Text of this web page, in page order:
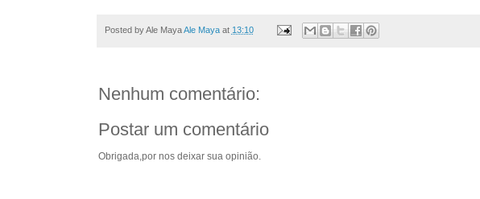
Posted by Ale MayaAle Maya at 13:10
Nenhum comentário:
Postar um comentário
Obrigada,por nos deixar sua opinião.